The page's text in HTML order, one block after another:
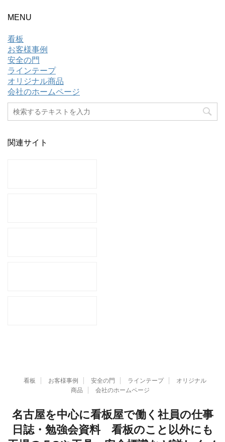
MENU
看板
お客様事例
安全の門
ラインテープ
オリジナル商品
会社のホームページ
関連サイト
看板 お客様事例 安全の門 ラインテープ
オリジナル
商品
会社のホームページ
名古屋を中心に看板屋で働く社員の仕事
日誌・勉強会資料 看板のこと以外にも